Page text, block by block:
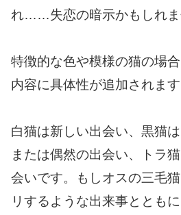
れ……失恋の暗示かもしれま
特徴的な色や模様の猫の場
内容に具体性が追加されます
白猫は新しい出会い、黒猫
または偶然の出会い、トラ
会いです。もしオスの三毛
リするような出来事ととも